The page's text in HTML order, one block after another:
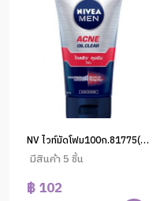
NV ไวท์มัดโฟม100ก.81775(1*24)
มีสินค้า 5 ชิ้น
฿ 102